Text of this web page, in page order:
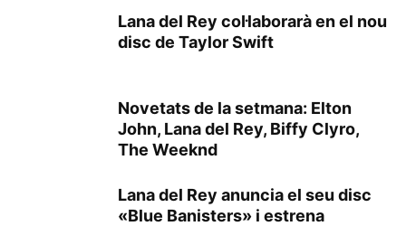
Lana del Rey col·laborarà en el nou
disc de Taylor Swift
Novetats de la setmana: Elton
John, Lana del Rey, Biffy Clyro,
The Weeknd
Lana del Rey anuncia el seu disc
«Blue Banisters» i estrena